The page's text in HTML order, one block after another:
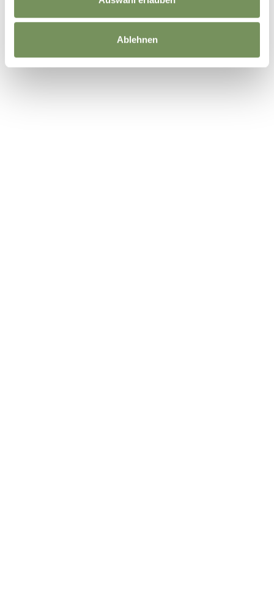
Ablehnen